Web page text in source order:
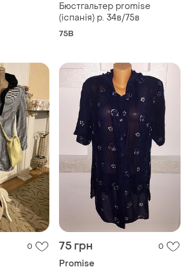
Бюстгальтер promise
(іспанія) р. 34в/75в
75B
0 75 грн 0
Promise